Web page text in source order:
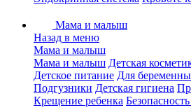
Мама и малыш
Назад в меню
Мама и малыш
Мама и малыш Детская
Детское питание Для
Подгузники Детская гигиена
Крещение ребенка